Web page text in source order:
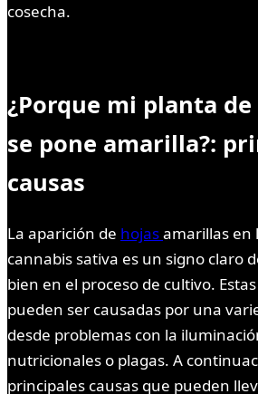
cosecha.
¿Porque mi planta
se pone amarilla?:
causas
La aparición de hojasamarillas en
cannabis sativa es un signo claro
bien en el proceso de cultivo.
pueden ser causadas por una
desde problemas con la
nutricionales o plagas. A
principales causas que pueden